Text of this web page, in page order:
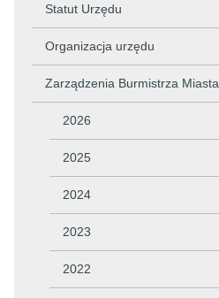
Statut Urzędu
Organizacja urzędu
Zarządzenia Burmistrza Miasta
2026
2025
2024
2023
2022